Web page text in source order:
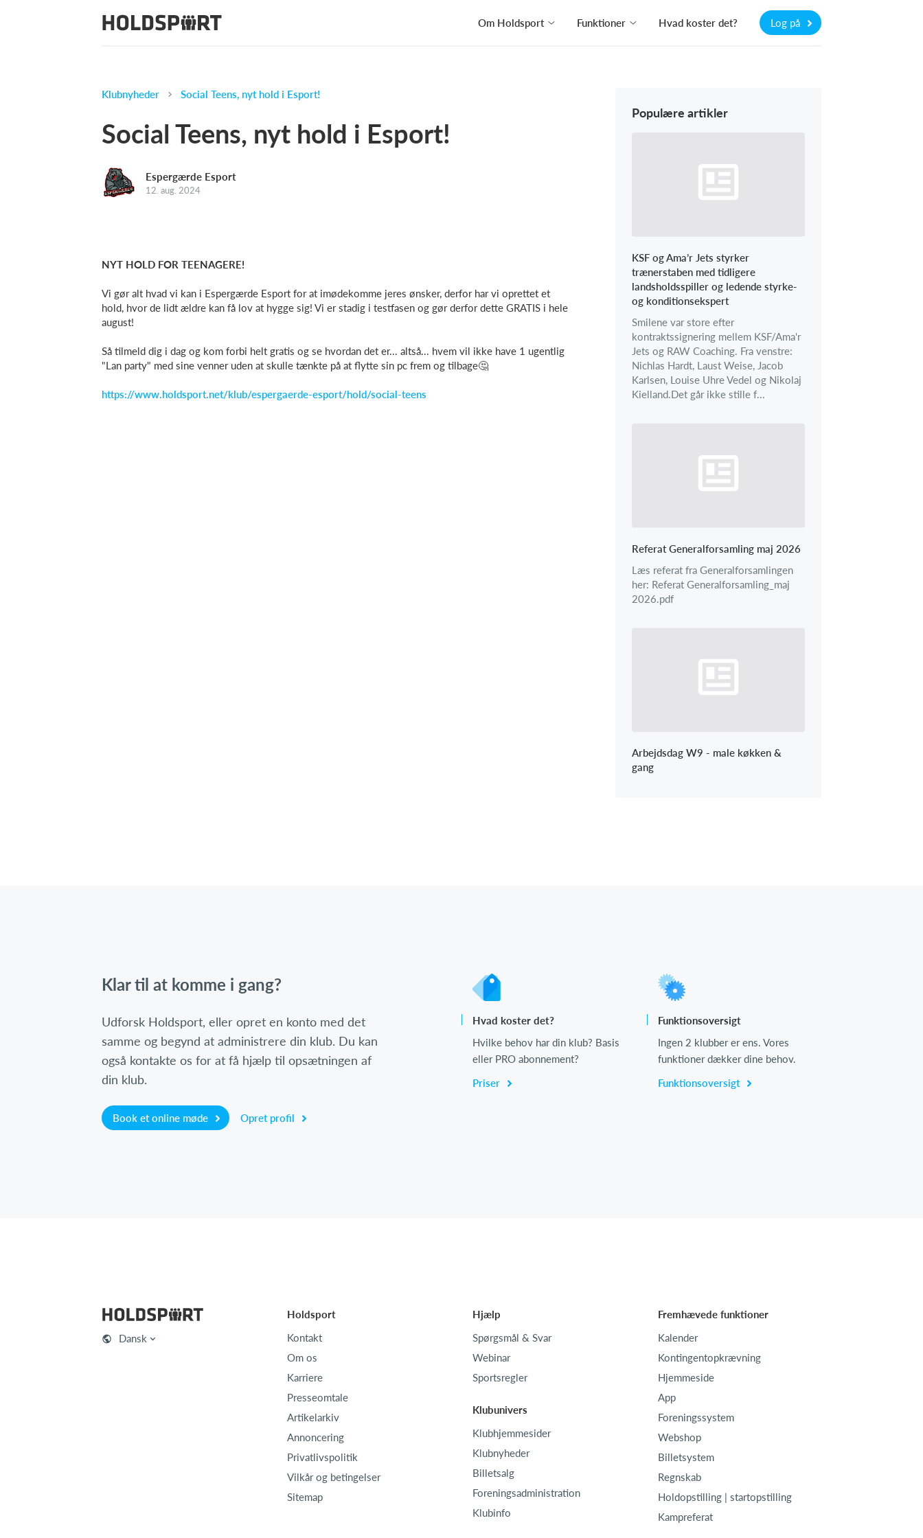
Om Holdsport Funktioner Hvad koster det? Log på
Klubnyheder Social Teens, nyt hold i Esport!
Social Teens, nyt hold i Esport!
Espergærde Esport
12. aug. 2024
NYT HOLD FOR TEENAGERE!
Vi gør alt hvad vi kan i Espergærde Esport for at imødekomme jeres ønsker, derfor har vi oprettet et
hold, hvor de lidt ældre kan få lov at hygge sig! Vi er stadig i testfasen og gør derfor dette GRATIS i hele
august!
Så tilmeld dig i dag og kom forbi helt gratis og se hvordan det er... altså... hvem vil ikke have 1 ugentlig
"Lan party" med sine venner uden at skulle tænkte på at flytte sin pc frem og tilbage🤔
https://www.holdsport.net/klub/espergaerde-esport/hold/social-teens
Populære artikler
KSF og Ama’r Jets styrker
trænerstaben med tidligere
landsholdsspiller og ledende styrke-
og konditionsekspert
Smilene var store efter
kontraktssignering mellem KSF/Ama'r
Jets og RAW Coaching. Fra venstre:
Nichlas Hardt, Laust Weise, Jacob
Karlsen, Louise Uhre Vedel og Nikolaj
Kielland.Det går ikke stille f...
Referat Generalforsamling maj 2026
Læs referat fra Generalforsamlingen
her: Referat Generalforsamling_maj
2026.pdf
Arbejdsdag W9 - male køkken &
gang
Klar til at komme i gang?
Udforsk Holdsport, eller opret en konto med det
samme og begynd at administrere din klub. Du kan
også kontakte os for at få hjælp til opsætningen af
din klub.
Book et online møde Opret profil
Hvad koster det?
Hvilke behov har din klub? Basis
eller PRO abonnement?
Priser
Funktionsoversigt
Ingen 2 klubber er ens. Vores
funktioner dækker dine behov.
Funktionsoversigt
Dansk
Holdsport
Kontakt
Om os
Karriere
Presseomtale
Artikelarkiv
Annoncering
Privatlivspolitik
Vilkår og betingelser
Sitemap
Hjælp
Spørgsmål & Svar
Webinar
Sportsregler
Klubunivers
Klubhjemmesider
Klubnyheder
Billetsalg
Foreningsadministration
Klubinfo
Fremhævede funktioner
Kalender
Kontingentopkrævning
Hjemmeside
App
Foreningssystem
Webshop
Billetsystem
Regnskab
Holdopstilling | startopstilling
Kampreferat